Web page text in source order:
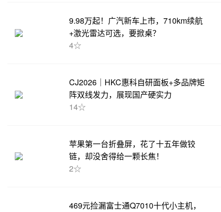
9.98万起！广汽新车上市，710km续航
+激光雷达可选，要掀桌？
4☆
CJ2026｜HKC惠科自研面板+多品牌矩
阵双线发力，展现国产硬实力
14☆
苹果第一台折叠屏，花了十五年做铰
链，却没舍得给一颗长焦！
2☆
469元捡漏富士通Q7010十代小主机，